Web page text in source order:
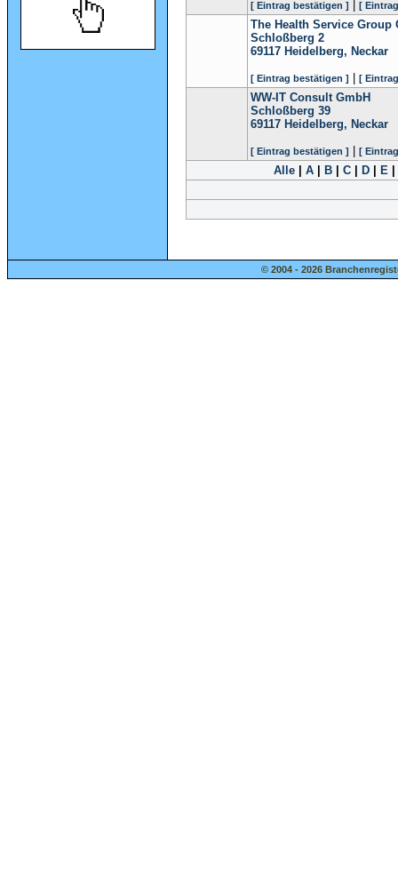
[ Eintrag bestätigen ] [
The Health Service Group
Schloßberg 2
69117 Heidelberg, Neckar
[ Eintrag bestätigen ] [
WW-IT Consult GmbH
Schloßberg 39
69117 Heidelberg, Neckar
[ Eintrag bestätigen ] [
Alle| A| B| C| D| E|
© 2004 - 2026